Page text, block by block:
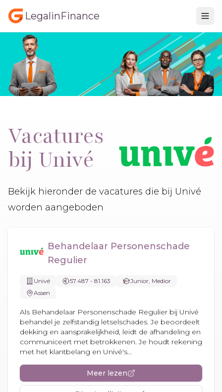
LegalinFinance
Vacatures
bij Univé
Bekijk hieronder de vacatures die bij Univé
worden aangeboden
Behandelaar Personenschade
Regulier
Univé 57.487 - 81.163
Junior, Medior
Assen
Als Behandelaar Personenschade Regulier bij Univé
behandel je zelfstandig letselschades. Je beoordeelt
dekking en aansprakelijkheid, leidt de afhandeling en
communiceert met betrokkenen. Je houdt rekening
met het klantbelang en Univé's...
Meer lezen